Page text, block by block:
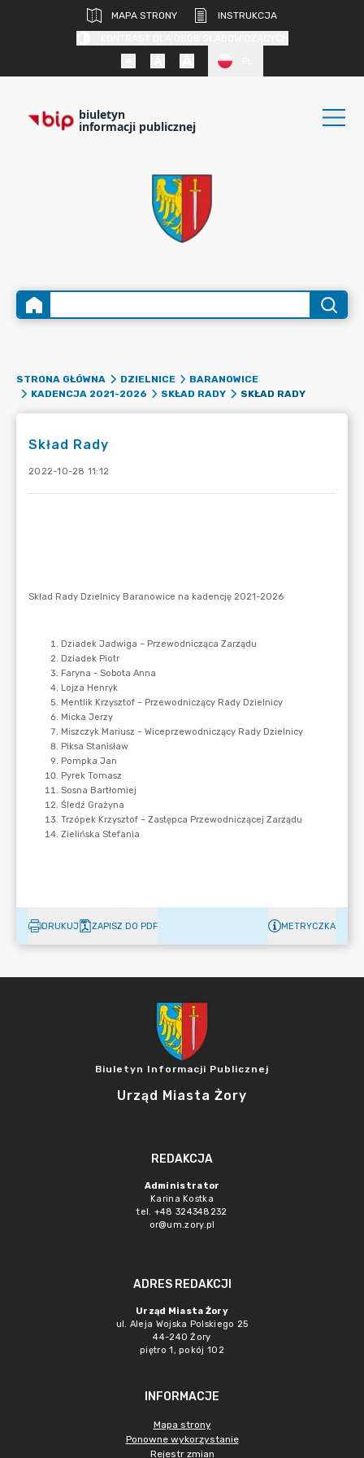
MAPA STRONY
INSTRUKCJA
biuletyn
informacji publicznej
STRONA GŁÓWNA DZIELNICE
BARANOWICE
KADENCJA 2021-2026
SKŁAD RADY SKŁAD RADY
Skład Rady
2022-10-28 11:12
DRUKUJ ZAPISZ DO PDF METRYCZKA
Biuletyn Informacji Publicznej
Urząd Miasta Żory
REDAKCJA
Administrator
Karina Kostka
tel. +48 324348232
or@um.zory.pl
ADRES REDAKCJI
Urząd Miasta Żory
ul. Aleja Wojska Polskiego 25
44-240 Żory
piętro 1, pokój 102
INFORMACJE
Mapa strony
Ponowne wykorzystanie
Rejestr zmian